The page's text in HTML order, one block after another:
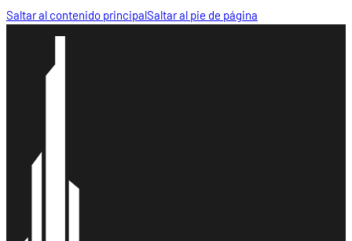
Saltar al contenido principalSaltar al pie de página